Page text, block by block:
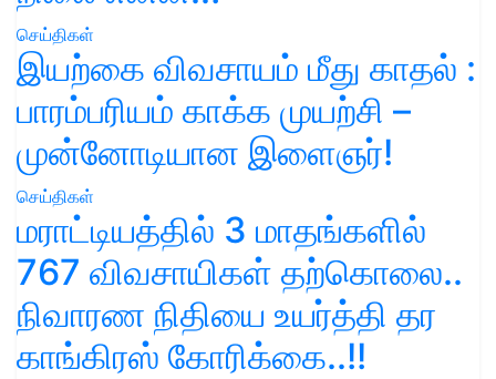
செய்திகள்
இயற்கை விவசாயம் மீது காதல் :
பாரம்பரியம் காக்க முயற்சி –
முன்னோடியான இளைஞர்!
செய்திகள்
மராட்டியத்தில் 3 மாதங்களில்
767 விவசாயிகள் தற்கொலை..
நிவாரண நிதியை உயர்த்தி தர
காங்கிரஸ் கோரிக்கை..!!